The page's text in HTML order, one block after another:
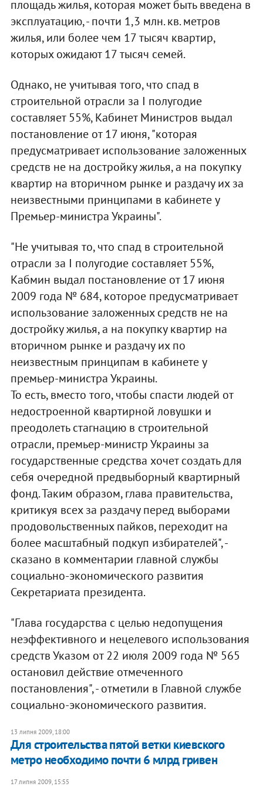
площадь жилья, которая может быть введена в
эксплуатацию, - почти 1,3 млн. кв. метров
жилья, или более чем 17 тысяч квартир,
которых ожидают 17 тысяч семей.
Однако, не учитывая того, что спад в
строительной отрасли за І полугодие
составляет 55%, Кабинет Министров выдал
постановление от 17 июня, "которая
предусматривает использование заложенных
средств не на достройку жилья, а на покупку
квартир на вторичном рынке и раздачу их за
неизвестными принципами в кабинете у
Премьер-министра Украины".
"Не учитывая то, что спад в строительной
отрасли за І полугодие составляет 55%,
Кабмин выдал постановление от 17 июня
2009 года № 684, которое предусматривает
использование заложенных средств не на
достройку жилья, а на покупку квартир на
вторичном рынке и раздачу их по
неизвестным принципам в кабинете у
премьер-министра Украины.
То есть, вместо того, чтобы спасти людей от
недостроенной квартирной ловушки и
преодолеть стагнацию в строительной
отрасли, премьер-министр Украины за
государственные средства хочет создать для
себя очередной предвыборный квартирный
фонд. Таким образом, глава правительства,
критикуя всех за раздачу перед выборами
продовольственных пайков, переходит на
более масштабный подкуп избирателей", -
сказано в комментарии главной службы
социально-экономического развития
Секретариата президента.
"Глава государства с целью недопущения
неэффективного и нецелевого использования
средств Указом от 22 июля 2009 года № 565
остановил действие отмеченного
постановления", - отметили в Главной службе
социально-экономического развития.
13 липня 2009, 18:00
Для строительства пятой ветки киевского
метро необходимо почти 6 млрд гривен
17 липня 2009, 15:55